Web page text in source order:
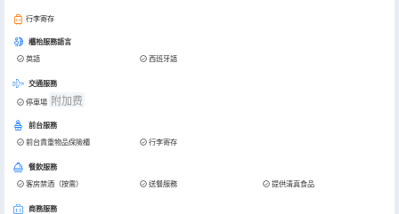
行李寄存
櫃枱服務語言
英語 西班牙語
交通服務
停車場 附加费
前台服務
前台貴重物品保險櫃 行李寄存
餐飲服務
客房禁酒（按需） 送餐服務 提供清真食品
商務服務